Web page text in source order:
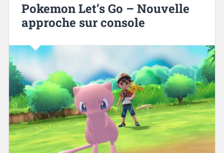
Pokemon Let’s Go – Nouvelle
approche sur console